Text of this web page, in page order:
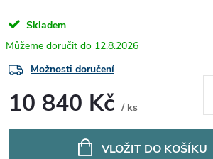
Skladem
12.8.2026
Možnosti doručení
10 840 Kč / ks
VLOŽIT DO KOŠÍKU